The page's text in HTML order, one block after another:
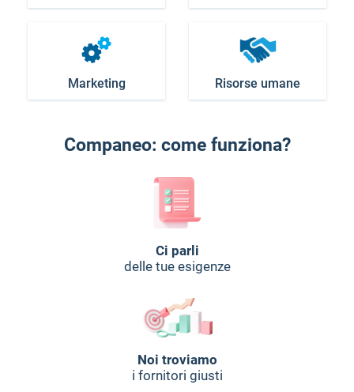
Marketing Risorse umane
Companeo: come funziona?
Ci parli
delle tue esigenze
Noi troviamo
i fornitori giusti